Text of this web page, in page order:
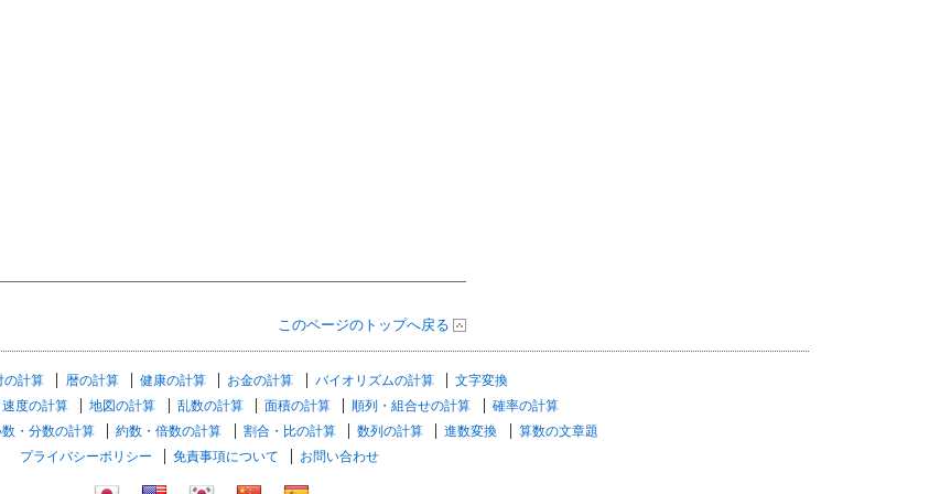
このページのトップへ戻る
の計算 暦の計算 健康の計算 お金の計算 バイオリズムの計算
文字変換
速度の計算 地図の計算 乱数の計算 面積の計算 順列・組合せの計算
確率の計算
・分数の計算 約数・倍数の計算 割合・比の計算 数列の計算 進数変換
算数の文章題
プライバシーポリシー
免責事項について お問い合わせ